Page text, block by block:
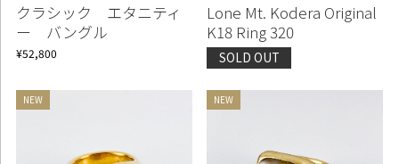
クラシック エタニティ
ー バングル
¥52,800
Lone Mt. Kodera Original
K18 Ring 320
SOLD OUT